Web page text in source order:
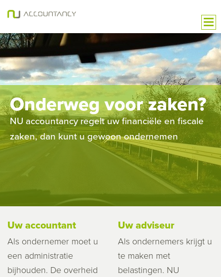
Onderweg voor zaken?
NU accountancy regelt uw financiële en fiscale
zaken, dan kunt u gewoon ondernemen
Uw accountant
Als ondernemer moet u
een administratie
bijhouden. De overheid
Uw adviseur
Als ondernemers krijgt u
te maken met
belastingen. NU